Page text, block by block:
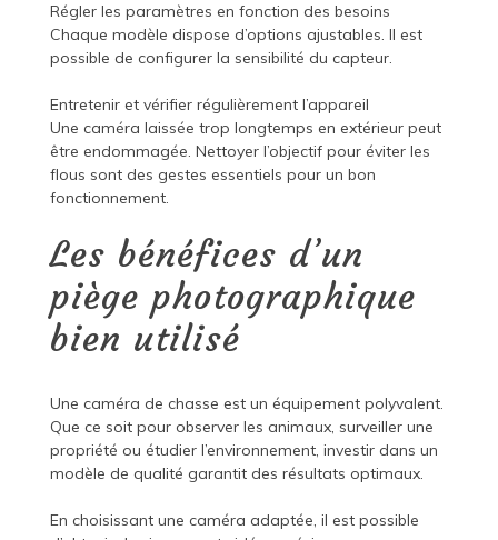
Régler les paramètres en fonction des besoins
Chaque modèle dispose d’options ajustables. Il est
possible de configurer la sensibilité du capteur.
Entretenir et vérifier régulièrement l’appareil
Une caméra laissée trop longtemps en extérieur peut
être endommagée. Nettoyer l’objectif pour éviter les
flous sont des gestes essentiels pour un bon
fonctionnement.
Les bénéfices d’un
piège photographique
bien utilisé
Une caméra de chasse est un équipement polyvalent.
Que ce soit pour observer les animaux, surveiller une
propriété ou étudier l’environnement, investir dans un
modèle de qualité garantit des résultats optimaux.
En choisissant une caméra adaptée, il est possible